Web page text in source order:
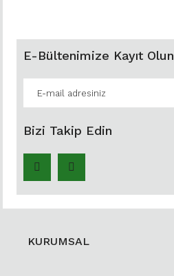
E-Bültenimize Kayıt Olun
Bizi Takip Edin
KURUMSAL